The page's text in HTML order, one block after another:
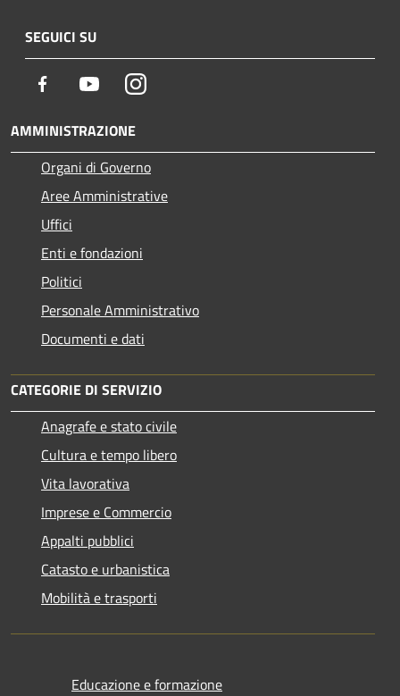
SEGUICI SU
Facebook YoutubeInstagram
AMMINISTRAZIONE
Organi di Governo
Aree Amministrative
Uffici
Enti e fondazioni
Politici
Personale Amministrativo
Documenti e dati
CATEGORIE DI SERVIZIO
Anagrafe e stato civile
Cultura e tempo libero
Vita lavorativa
Imprese e Commercio
Appalti pubblici
Catasto e urbanistica
Mobilità e trasporti
Educazione e formazione